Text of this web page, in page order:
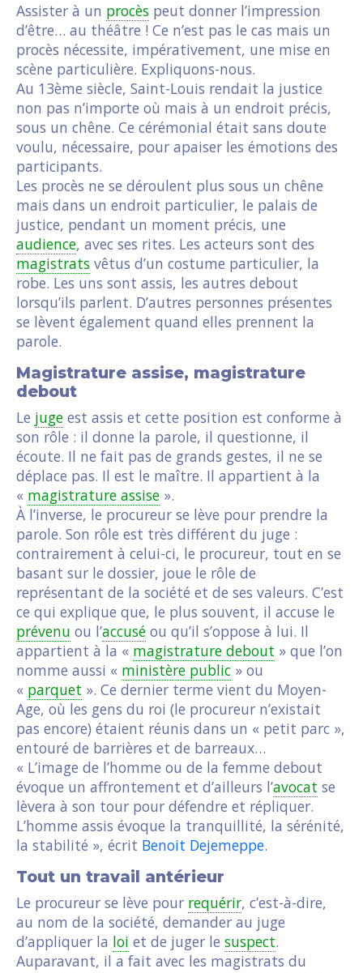
Assister à un procès peut donner l’impression
d’être… au théâtre ! Ce n’est pas le cas mais un
procès nécessite, impérativement, une mise en
scène particulière. Expliquons-nous.
Au 13ème siècle, Saint-Louis rendait la justice
non pas n’importe où mais à un endroit précis,
sous un chêne. Ce cérémonial était sans doute
voulu, nécessaire, pour apaiser les émotions des
participants.
Les procès ne se déroulent plus sous un chêne
mais dans un endroit particulier, le palais de
justice, pendant un moment précis, une
audience, avec ses rites. Les acteurs sont des
magistrats vêtus d’un costume particulier, la
robe. Les uns sont assis, les autres debout
lorsqu’ils parlent. D’autres personnes présentes
se lèvent également quand elles prennent la
parole.
Magistrature assise, magistrature
debout
Le juge est assis et cette position est conforme à
son rôle : il donne la parole, il questionne, il
écoute. Il ne fait pas de grands gestes, il ne se
déplace pas. Il est le maître. Il appartient à la
« magistrature assise ».
À l’inverse, le procureur se lève pour prendre la
parole. Son rôle est très différent du juge :
contrairement à celui-ci, le procureur, tout en se
basant sur le dossier, joue le rôle de
représentant de la société et de ses valeurs. C’est
ce qui explique que, le plus souvent, il accuse le
prévenu ou l’accusé ou qu’il s’oppose à lui. Il
appartient à la « magistrature debout » que l’on
nomme aussi « ministère public » ou
« parquet ». Ce dernier terme vient du Moyen-
Age, où les gens du roi (le procureur n’existait
pas encore) étaient réunis dans un « petit parc »,
entouré de barrières et de barreaux…
« L’image de l’homme ou de la femme debout
évoque un affrontement et d’ailleurs l’avocat se
lèvera à son tour pour défendre et répliquer.
L’homme assis évoque la tranquillité, la sérénité,
la stabilité », écrit Benoit Dejemeppe.
Tout un travail antérieur
Le procureur se lève pour requérir, c’est-à-dire,
au nom de la société, demander au juge
d’appliquer la loi et de juger le suspect.
Auparavant, il a fait avec les magistrats du